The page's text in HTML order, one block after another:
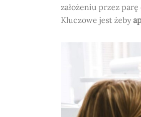
założeniu przez
Kluczowe jest żeby